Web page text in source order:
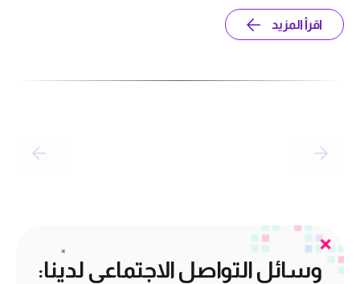
اقرأ المزيد
وسائل التواصل الاجتماعي لدينا: